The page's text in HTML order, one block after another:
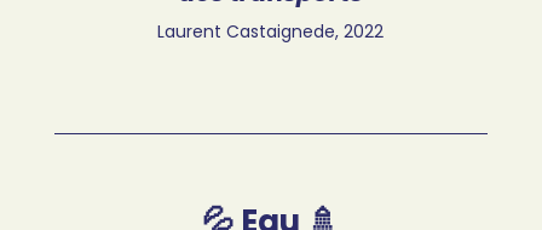
Laurent Castaignede,2022